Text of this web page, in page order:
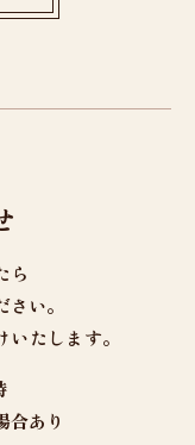
ら
い。
たします。
合あり